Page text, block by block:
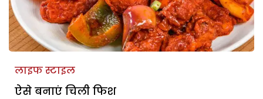
लाइफ स्टाइल
ऐसे बनाएं चिली फिश